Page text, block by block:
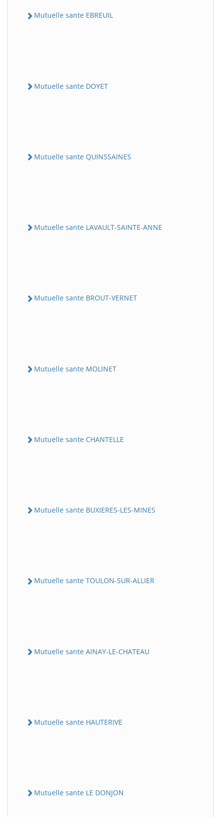
Mutuelle sante EBREUIL
Mutuelle sante DOYET
Mutuelle sante QUINSSAINES
Mutuelle sante LAVAULT-SAINTE-ANNE
Mutuelle sante BROUT-VERNET
Mutuelle sante MOLINET
Mutuelle sante CHANTELLE
Mutuelle sante BUXIERES-LES-MINES
Mutuelle sante TOULON-SUR-ALLIER
Mutuelle sante AINAY-LE-CHATEAU
Mutuelle sante HAUTERIVE
Mutuelle sante LE DONJON